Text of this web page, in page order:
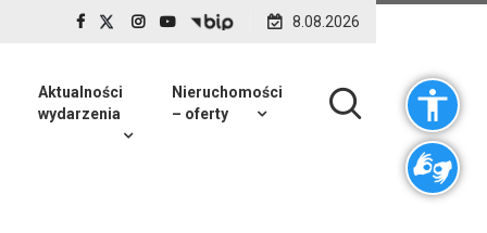
8.08.2026
Aktualności
wydarzenia
Nieruchomości
– oferty